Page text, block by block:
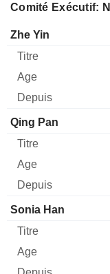
Comité Exécutif:
Dirigeant
Zhe Yin
Qing Pan
Sonia Han